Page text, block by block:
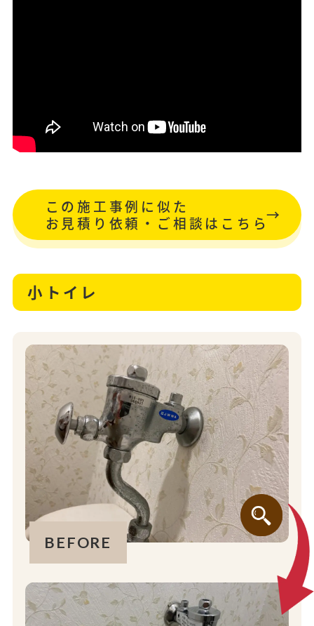
この施工事例に似た
お見積り依頼・ご相談はこちら
小トイレ
BEFORE